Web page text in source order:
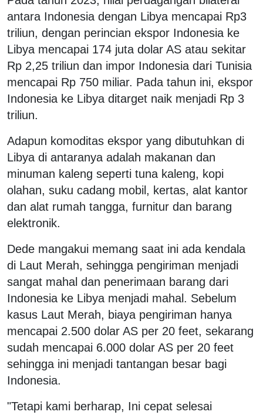
antara Indonesia dengan Libya mencapai Rp3
triliun, dengan perincian ekspor Indonesia ke
Libya mencapai 174 juta dolar AS atau sekitar
Rp 2,25 triliun dan impor Indonesia dari Tunisia
mencapai Rp 750 miliar. Pada tahun ini, ekspor
Indonesia ke Libya ditarget naik menjadi Rp 3
triliun.
Adapun komoditas ekspor yang dibutuhkan di
Libya di antaranya adalah makanan dan
minuman kaleng seperti tuna kaleng, kopi
olahan, suku cadang mobil, kertas, alat kantor
dan alat rumah tangga, furnitur dan barang
elektronik.
Dede mangakui memang saat ini ada kendala
di Laut Merah, sehingga pengiriman menjadi
sangat mahal dan penerimaan barang dari
Indonesia ke Libya menjadi mahal. Sebelum
kasus Laut Merah, biaya pengiriman hanya
mencapai 2.500 dolar AS per 20 feet, sekarang
sudah mencapai 6.000 dolar AS per 20 feet
sehingga ini menjadi tantangan besar bagi
Indonesia.
"Tetapi kami berharap, Ini cepat selesai